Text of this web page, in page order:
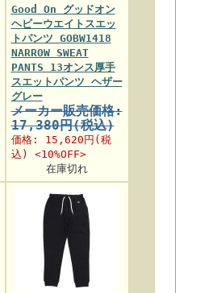
Good On グッドオン
ヘビーウエイトスエッ
トパンツ GOBW1418
NARROW SWEAT
PANTS 13オンス厚手
スエットパンツ ヘザー
グレー
メーカー販売価格:
17,380円(税込)
価格: 15,620円 (税
込) <10%OFF>
在庫切れ